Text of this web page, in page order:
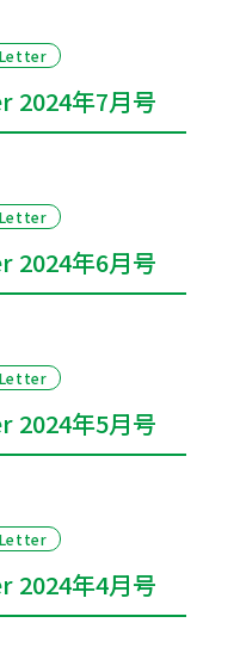
2024年7月号
2024年6月号
2024年5月号
2024年4月号